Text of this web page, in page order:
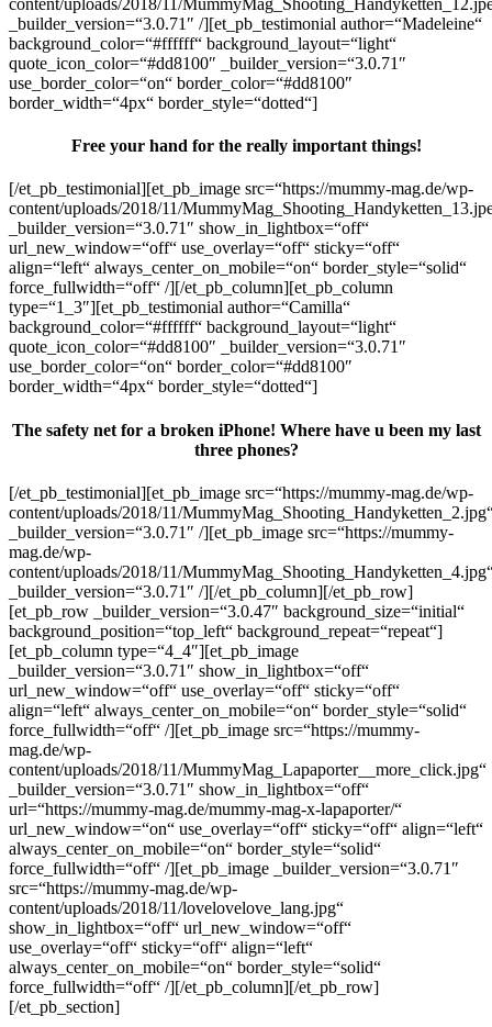
_builder_version=“3.0.71″ /][et_pb_testimonial author=“Madeleine“
background_color=“#ffffff“ background_layout=“light“
quote_icon_color=“#dd8100″ _builder_version=“3.0.71″
use_border_color=“on“ border_color=“#dd8100″
border_width=“4px“ border_style=“dotted“]
Free your hand for the really important things!
[/et_pb_testimonial][et_pb_image src=“https://mummy-mag.de/wp-
content/uploads/2018/11/
_builder_version=“3.0.71″ show_in_lightbox=“off“
url_new_window=“off“ use_overlay=“off“ sticky=“off“
align=“left“ always_center_on_mobile=“on“ border_style=“solid“
force_fullwidth=“off“ /][/et_pb_column][et_pb_column
type=“1_3″][et_pb_testimonial author=“Camilla“
background_color=“#ffffff“ background_layout=“light“
quote_icon_color=“#dd8100″ _builder_version=“3.0.71″
use_border_color=“on“ border_color=“#dd8100″
border_width=“4px“ border_style=“dotted“]
The safety net for a broken iPhone! Where have u been my last
three phones?
[/et_pb_testimonial][et_pb_image src=“https://mummy-mag.de/wp-
content/uploads/2018/11/
_builder_version=“3.0.71″ /][et_pb_image src=“https://mummy-
mag.de/wp-
content/uploads/2018/11/
_builder_version=“3.0.71″ /][/et_pb_column][/et_pb_row]
[et_pb_row _builder_version=“3.0.47″ background_size=“initial“
background_position=“top_left“ background_repeat=“repeat“]
[et_pb_column type=“4_4″][et_pb_image
_builder_version=“3.0.71″ show_in_lightbox=“off“
url_new_window=“off“ use_overlay=“off“ sticky=“off“
align=“left“ always_center_on_mobile=“on“ border_style=“solid“
force_fullwidth=“off“ /][et_pb_image src=“https://mummy-
mag.de/wp-
content/uploads/2018/11/MummyMag_Lapaporter__more_click.jpg“
_builder_version=“3.0.71″ show_in_lightbox=“off“
url=“https://mummy-mag.de/mummy-mag-x-lapaporter/“
url_new_window=“on“ use_overlay=“off“ sticky=“off“ align=“left“
always_center_on_mobile=“on“ border_style=“solid“
force_fullwidth=“off“ /][et_pb_image _builder_version=“3.0.71″
src=“https://mummy-mag.de/wp-
content/uploads/2018/11/lovelovelove_lang.jpg“
show_in_lightbox=“off“ url_new_window=“off“
use_overlay=“off“ sticky=“off“ align=“left“
always_center_on_mobile=“on“ border_style=“solid“
force_fullwidth=“off“ /][/et_pb_column][/et_pb_row]
[/et_pb_section]